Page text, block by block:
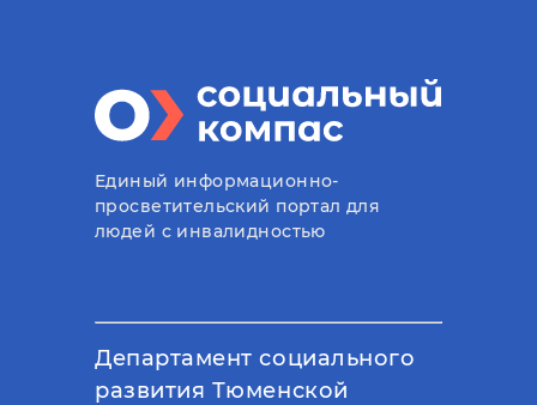
Единый информационно-
просветительский портал для
людей с инвалидностью
Департамент социального
развития Тюменской